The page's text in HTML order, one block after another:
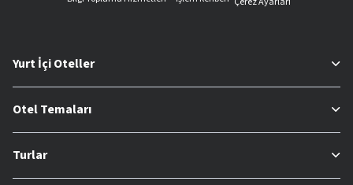
Yurt İçi Oteller
Otel Temaları
Turlar